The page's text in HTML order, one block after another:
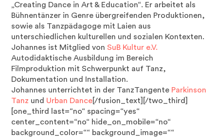
„Creating Dance in Art & Education“. Er arbeitet als
Bühnentänzer in Genre übergreifenden Produktionen,
sowie als Tanzpädagoge mit Laien aus
unterschiedlichen kulturellen und sozialen Kontexten.
Johannes ist Mitglied vonSuB Kultur e.V.
Autodidaktische Ausbildung im Bereich
Filmproduktion mit Schwerpunkt auf Tanz,
Dokumentation und Installation.
Johannes unterrichtet in der TanzTangente Parkinson
Tanz und Urban Dance [/fusion_text][/two_third]
[one_third last=“no“ spacing=“yes“
center_content=“no“ hide_on_mobile=“no“
background_color=““ background_image=““